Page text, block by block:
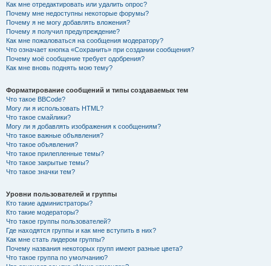
Как мне отредактировать или удалить опрос?
Почему мне недоступны некоторые форумы?
Почему я не могу добавлять вложения?
Почему я получил предупреждение?
Как мне пожаловаться на сообщения модератору?
Что означает кнопка «Сохранить» при создании сообщения?
Почему моё сообщение требует одобрения?
Как мне вновь поднять мою тему?
Форматирование сообщений и типы создаваемых тем
Что такое BBCode?
Могу ли я использовать HTML?
Что такое смайлики?
Могу ли я добавлять изображения к сообщениям?
Что такое важные объявления?
Что такое объявления?
Что такое прилепленные темы?
Что такое закрытые темы?
Что такое значки тем?
Уровни пользователей и группы
Кто такие администраторы?
Кто такие модераторы?
Что такое группы пользователей?
Где находятся группы и как мне вступить в них?
Как мне стать лидером группы?
Почему названия некоторых групп имеют разные цвета?
Что такое группа по умолчанию?